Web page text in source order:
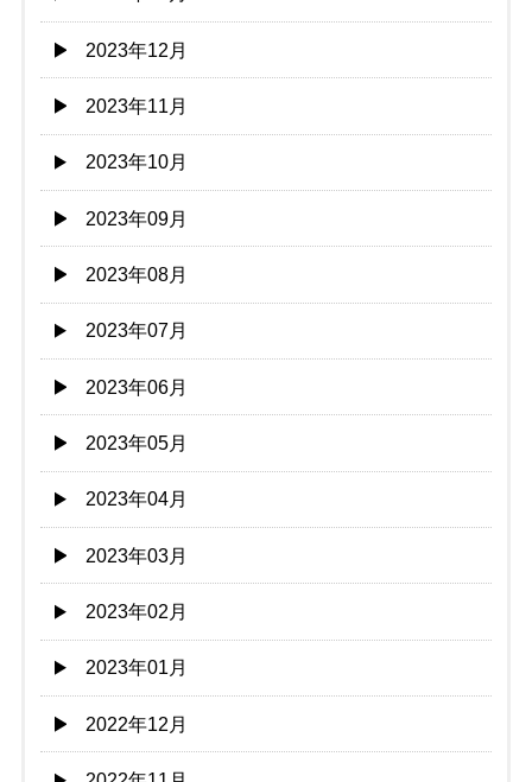
2023年12月
2023年11月
2023年10月
2023年09月
2023年08月
2023年07月
2023年06月
2023年05月
2023年04月
2023年03月
2023年02月
2023年01月
2022年12月